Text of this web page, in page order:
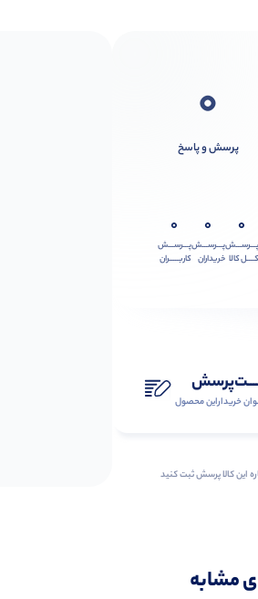
0
پرسش و پاسخ
0
پـــرســـش
کــــل کالا
0
پـــرســـش
خریداران
0
پـــرســـش
کاربـــــران
‌خریدار‌این‌ محصول
این کالا پرسش ثبت کنید
مشابه